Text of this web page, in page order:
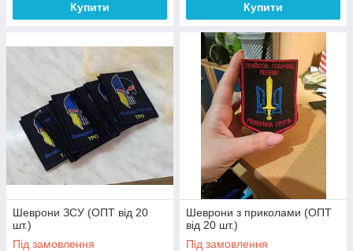
Купити Купити
Шеврони ЗСУ (ОПТ від 20
шт.)
Під замовлення
Шеврони з приколами (ОПТ
від 20 шт.)
Під замовлення